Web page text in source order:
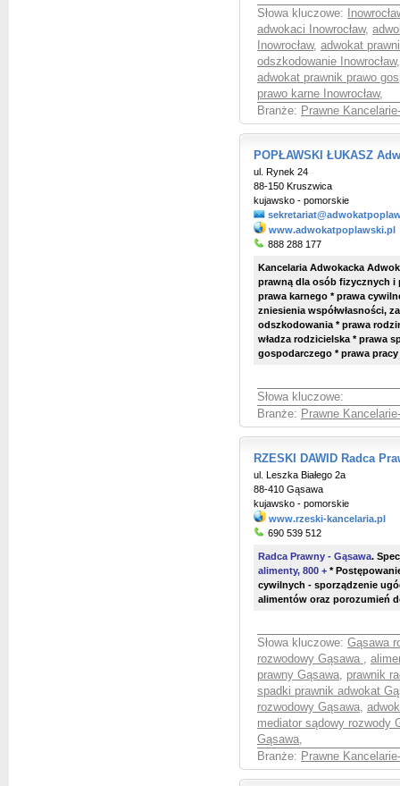
Słowa kluczowe:
adwokaci Inowrocław,
Inowrocław, adwokat
odszkodowanie Inowrocław
adwokat prawnik prawo
prawo karne Inowrocław,
Branże: Prawne
POPŁAWSKI ŁUKASZ
ul. Rynek 24
88-150 Kruszwica
kujawsko - pomorskie
www.adwokatpoplawski.pl
888 288 177
Kancelaria Adwokacka
prawną dla osób fizycznych
prawa karnego * prawa
zniesienia współwłasności,
odszkodowania * prawa
władza rodzicielska * prawa
gospodarczego * prawa pracy
Słowa kluczowe:
Branże: Prawne
RZESKI DAWID Radca
ul. Leszka Białego 2a
88-410 Gąsawa
kujawsko - pomorskie
www.rzeski-kancelaria.pl
690 539 512
Radca Prawny - Gąsawa.
alimenty, 800 + *
cywilnych - sporządzenie
alimentów oraz porozumień
Słowa kluczowe: Gąsawa
rozwodowy Gąsawa ,
prawny Gąsawa, prawnik
spadki prawnik adwokat
rozwodowy Gąsawa,
mediator sądowy rozwody
Gąsawa,
Branże: Prawne